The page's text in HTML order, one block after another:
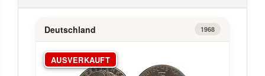
Deutschland 1968
AUSVERKAUFT